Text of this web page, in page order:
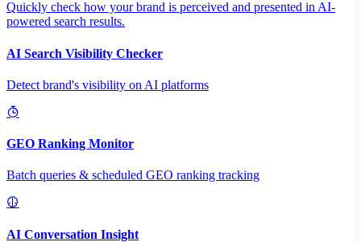
Quickly check how your brand is perceived and presented in AI-
powered search results.
AI Search Visibility Checker
Detect brand's visibility on AI platforms
GEO Ranking Monitor
Batch queries & scheduled GEO ranking tracking
AI Conversation Insight